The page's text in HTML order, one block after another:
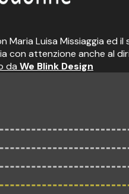
Maria Luisa Missiaggia ed
con attenzione anche al
da We Blink Design